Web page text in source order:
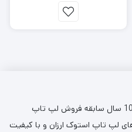
NVIDIA GeForce RTX 3050 با 6 گیگابایت
فروشگاه لپ تاپ های تک با بیش از 10 سال سابقه فروش لپ تاپ
لپ تاپ استوک ارزان و با کیفیت